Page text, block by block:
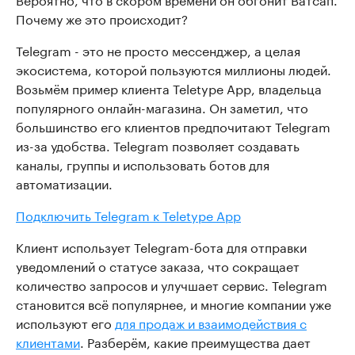
Почему же это происходит?
Telegram - это не просто мессенджер, а целая
экосистема, которой пользуются миллионы людей.
Возьмём пример клиента Teletype App, владельца
популярного онлайн-магазина. Он заметил, что
большинство его клиентов предпочитают Telegram
из-за удобства. Telegram позволяет создавать
каналы, группы и использовать ботов для
автоматизации.
Подключить Telegram к Teletype App
Клиент использует Telegram-бота для отправки
уведомлений о статусе заказа, что сокращает
количество запросов и улучшает сервис. Telegram
становится всё популярнее, и многие компании уже
используют его для продаж и взаимодействия с
клиентами . Разберём, какие преимущества дает